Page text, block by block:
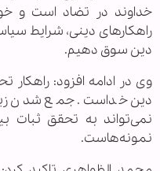
خداوند در تضاد است و
راهکارهای دینی، شرایط
دین سوق دهیم.
وی در ادامه افزود:
دین خداست. جمع شدن زیر
نمی‌تواند به تحقق ثبات
نمونه‌هاست.